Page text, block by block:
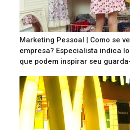
Marketing Pessoal | Como se
empresa? Especialista indica
que podem inspirar seu